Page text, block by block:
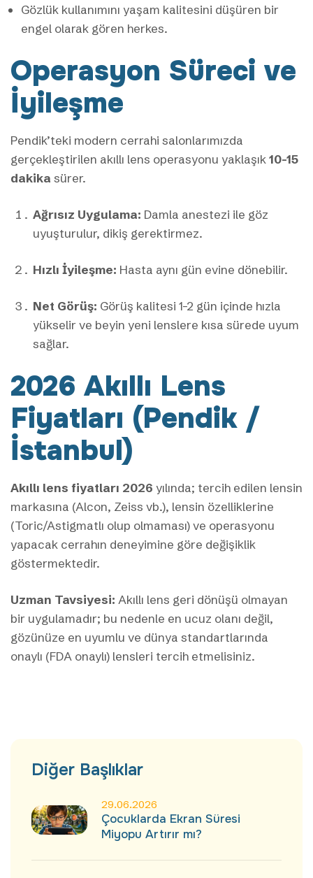
Gözlük kullanımını yaşam kalitesini düşüren bir
engel olarak gören herkes.
Operasyon Süreci ve
İyileşme
Pendik’teki modern cerrahi salonlarımızda
gerçekleştirilen akıllı lens operasyonu yaklaşık10-15
dakika sürer.
Ağrısız Uygulama: Damla anestezi ile göz
uyuşturulur, dikiş gerektirmez.
Hızlı İyileşme: Hasta aynı gün evine dönebilir.
Net Görüş: Görüş kalitesi 1-2 gün içinde hızla
yükselir ve beyin yeni lenslere kısa sürede uyum
sağlar.
2026 Akıllı Lens
Fiyatları (Pendik /
İstanbul)
Akıllı lens fiyatları 2026 yılında; tercih edilen lensin
markasına (Alcon, Zeiss vb.), lensin özelliklerine
(Toric/Astigmatlı olup olmaması) ve operasyonu
yapacak cerrahın deneyimine göre değişiklik
göstermektedir.
Uzman Tavsiyesi: Akıllı lens geri dönüşü olmayan
bir uygulamadır; bu nedenle en ucuz olanı değil,
gözünüze en uyumlu ve dünya standartlarında
onaylı (FDA onaylı) lensleri tercih etmelisiniz.
Diğer Başlıklar
Çocuklarda Ekran Süresi
Miyopu Artırır mı?
29.06.2026